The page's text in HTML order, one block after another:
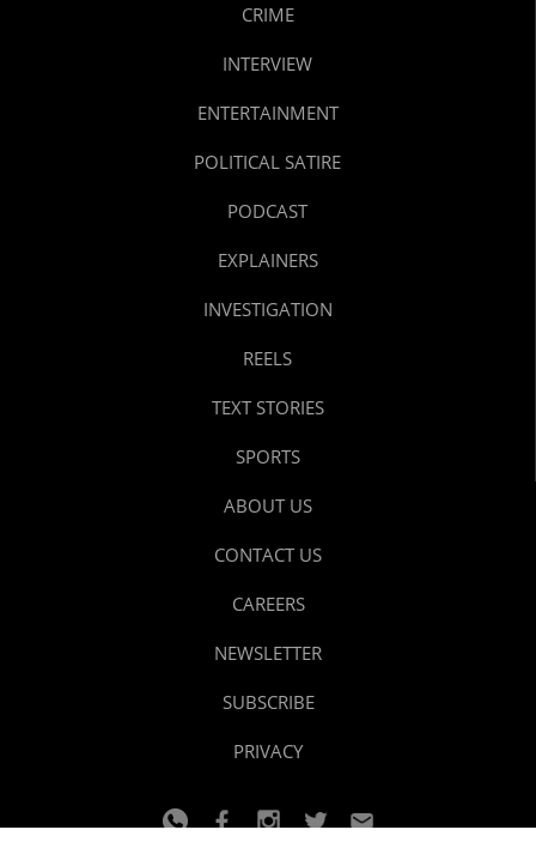
CRIME
INTERVIEW
ENTERTAINMENT
POLITICAL SATIRE
PODCAST
EXPLAINERS
INVESTIGATION
REELS
TEXT STORIES
SPORTS
ABOUT US
CONTACT US
CAREERS
NEWSLETTER
SUBSCRIBE
PRIVACY